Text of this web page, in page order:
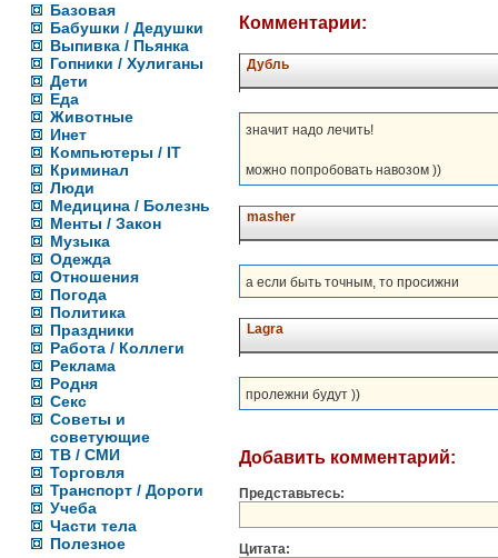
Базовая
Бабушки / Дедушки
Выпивка / Пьянка
Гопники / Хулиганы
Дети
Еда
Животные
Инет
Компьютеры / IT
Криминал
Люди
Медицина / Болезнь
Менты / Закон
Музыка
Одежда
Отношения
Погода
Политика
Праздники
Работа / Коллеги
Реклама
Родня
Секс
Советы и
советующие
ТВ / СМИ
Торговля
Транспорт / Дороги
Учеба
Части тела
Полезное
Комментарии:
Дубль
значит надо лечить!
можно попробовать навозом ))
masher
а если быть точным, то просижни
Lagra
пролежни будут ))
Добавить комментарий:
Представьтесь:
Цитата: